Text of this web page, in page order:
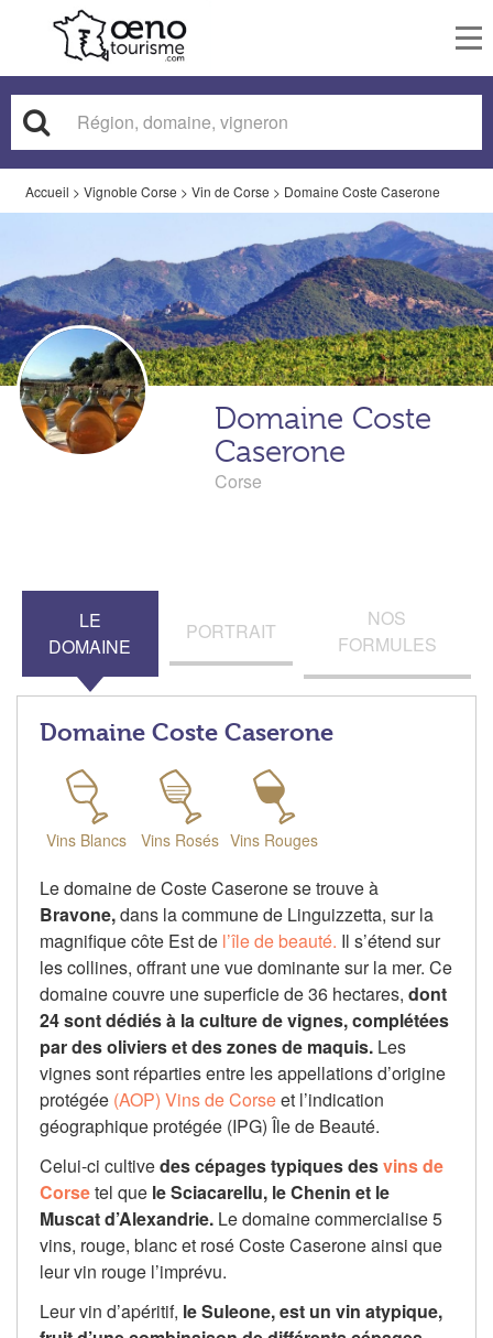
Accueil > Vignoble Corse > Vin de Corse > Domaine Coste Caserone
Domaine Coste
Caserone
Corse
LE
DOMAINE
PORTRAIT
NOS
FORMULES
Domaine Coste Caserone
Vins Blancs Vins Rosés Vins Rouges
Le domaine de Coste Caserone se trouve à
Bravone,dans la commune de Linguizzetta, sur la
magnifique côte Est de l’île de beauté. Il s’étend sur
les collines, offrant une vue dominante sur la mer. Ce
domaine couvre une superficie de 36 hectares, dont
24 sont dédiés à la culture de vignes, complétées
par des oliviers et des zones de maquis. Les
vignes sont réparties entre les appellations d’origine
protégée (AOP) Vins de Corseet l’indication
géographique protégée (IPG) Île de Beauté.
Celui-ci cultivedes cépages typiques desvins de
Corsetel que le Sciacarellu, le Chenin et le
Muscat d’Alexandrie. Le domaine commercialise 5
vins, rouge, blanc et rosé Coste Caserone ainsi que
leur vin rouge l’imprévu.
Leur vin d’apéritif, le Suleone, est un vin atypique,